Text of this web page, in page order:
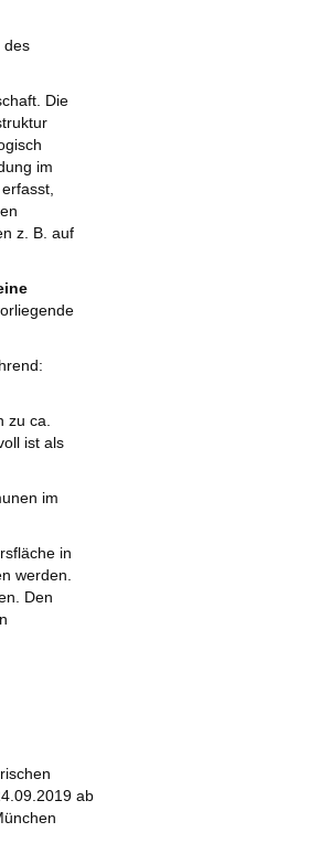
des
Die
im
z. B. auf
zu ca.
ist als
im
in
werden.
Den
ab